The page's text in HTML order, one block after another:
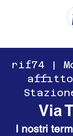
​​rif74 |
affitto
Via
I nostri